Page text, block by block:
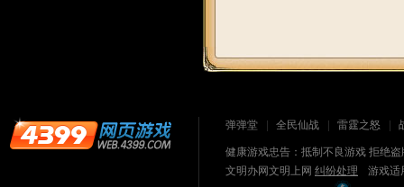
弹弹堂 全民仙战 雷霆之怒
健康游戏忠告：抵制不良游戏 拒绝
文明办网文明上网 纠纷处理
游戏适